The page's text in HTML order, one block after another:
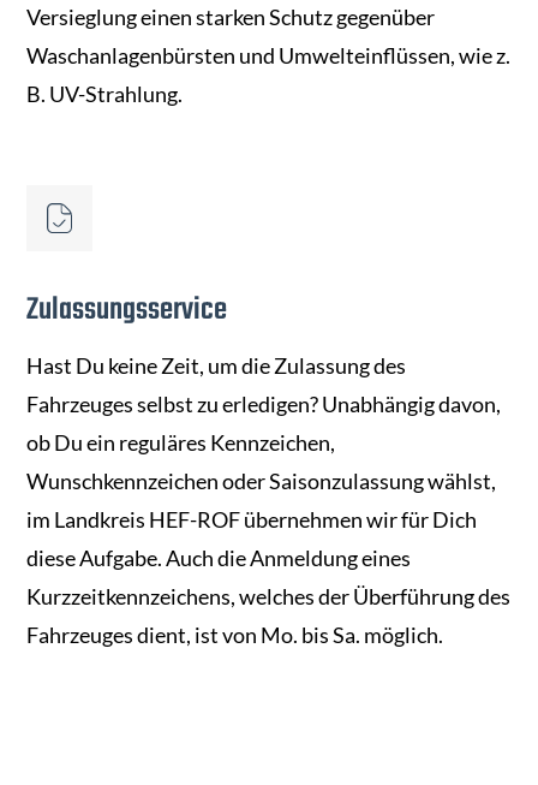
Versieglung einen starken Schutz gegenüber
Waschanlagenbürsten und Umwelteinflüssen, wie z.
B. UV-Strahlung.
Zulassungsservice
Hast Du keine Zeit, um die Zulassung des
Fahrzeuges selbst zu erledigen? Unabhängig davon,
ob Du ein reguläres Kennzeichen,
Wunschkennzeichen oder Saisonzulassung wählst,
im Landkreis HEF-ROF übernehmen wir für Dich
diese Aufgabe. Auch die Anmeldung eines
Kurzzeitkennzeichens, welches der Überführung des
Fahrzeuges dient, ist von Mo. bis Sa. möglich.